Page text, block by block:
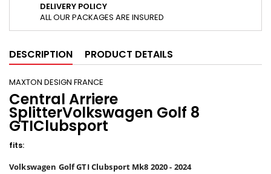
DELIVERY POLICY
ALL OUR PACKAGES ARE INSURED
DESCRIPTION PRODUCT DETAILS
MAXTON DESIGN FRANCE
Central Arriere
SplitterVolkswagen Golf 8
GTIClubsport
fits:
Volkswagen Golf GTI Clubsport Mk8 2020 - 2024